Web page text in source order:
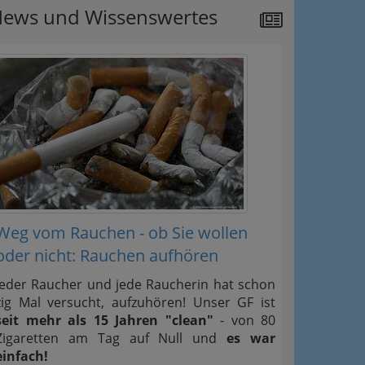
und Wissenswertes
vom Rauchen - ob Sie wollen
nicht: Rauchen aufhören
Raucher und jede Raucherin hat schon
Mal versucht, aufzuhören! Unser GF ist
mehr als 15 Jahren "clean" - von 80
am Tag auf Null undes war